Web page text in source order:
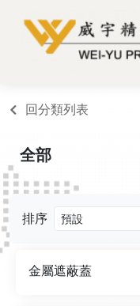
回分類列表
排序
金屬遮蔽蓋
全部